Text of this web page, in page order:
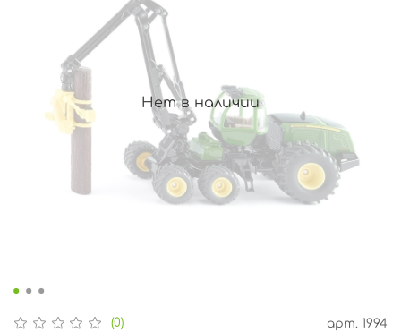
Нет в наличии
(0) арт. 1994